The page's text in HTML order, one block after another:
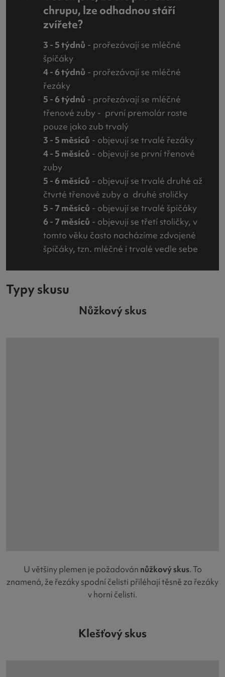
chrupu, lze odhadnou stáří
zvířete?
3 - 5 týdnů - prořezávají se mléčné
špičáky
4 - 6 týdnů - prořezávají se mléčné
řezáky
5 - 6 týdnů - prořezávají se mléčné
třenové zuby - první premolár roste
pouze jako zub trvalý
3 - 5 měsíců - objevují se trvalé řezáky
4 - 5 měsíců - objevují se první třenové
zuby
5 - 6 měsíců - objevují se trvalé druhé až
čtvrté třenové zuby a druhé stoličky
5 - 7 měsíců - objevují se trvalé špičáky
6 - 7 měsíců - objevují se třetí stoličky, v
tomto věku často nacházíme zdvojené
špičáky, tzn. mléčné i trvalé vedle sebe
Typy skusu
Nůžkový skus
U většiny plemen je požadován nůžkový skus. To
znamená, že řezáky spodní čelisti přiléhají těsně za řezáky
v horní čelisti.
Klešťový skus